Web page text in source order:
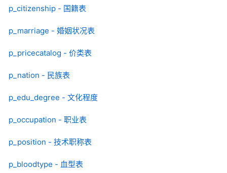
p_citizenship - 国籍表
p_marriage - 婚姻状况表
p_pricecatalog - 价类表
p_nation - 民族表
p_edu_degree - 文化程度
p_occupation - 职业表
p_position - 技术职称表
p_bloodtype - 血型表